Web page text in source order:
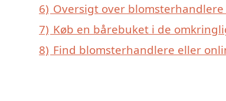
6) Oversigt over
7) Køb en bårebuket i de
8) Find blomsterhandlere eller